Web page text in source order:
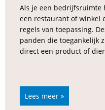
Als je een
een restaurant of winkel
regels van toepassing.
panden die toegankelijk
direct een product of
Lees meer »